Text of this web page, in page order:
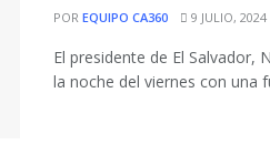
POR EQUIPO CA360 9 JULIO, 2024
El presidente de El Salvador,
la noche del viernes con una